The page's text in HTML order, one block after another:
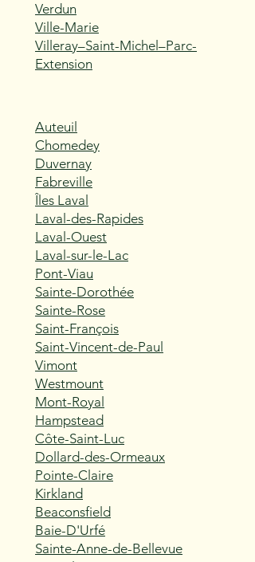
Verdun
Ville-Marie
Villeray–Saint-Michel–Parc-
Extension
Auteuil
Chomedey
Duvernay
Fabreville
Îles Laval
Laval-des-Rapides
Laval-Ouest
Laval-sur-le-Lac
Pont-Viau
Sainte-Dorothée
Sainte-Rose
Saint-François
Saint-Vincent-de-Paul
Vimont
Westmount
Mont-Royal
Hampstead
Côte-Saint-Luc
Dollard-des-Ormeaux
Pointe-Claire
Kirkland
Beaconsfield
Baie-D'Urfé
Sainte-Anne-de-Bellevue